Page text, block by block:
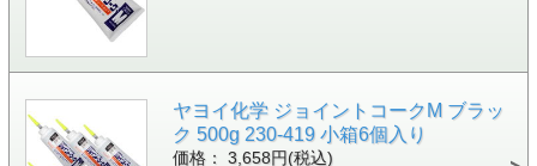
ヤヨイ化学 ジョイントコークM ブラッ
ク 500g 230-419 小箱6個入り
価格： 3,658円(税込)